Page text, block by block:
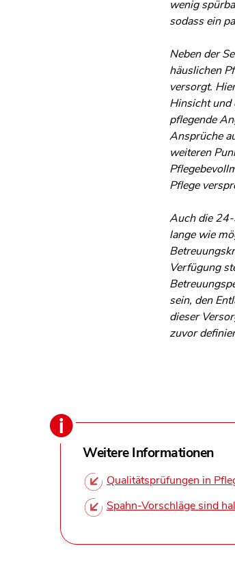
wenig
sodass ein
Neben der
häuslichen
versorgt.
Hinsicht und
pflegende
Ansprüche
weiteren
Pflege
Auch die 24-
lange wie
Verfügung
sein, den
dieser
zuvor
Weitere Informationen
Qualitätsprüfungen in
Spahn-Vorschläge sind